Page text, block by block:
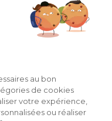
au bon
de cookies
votre expérience,
ou réaliser